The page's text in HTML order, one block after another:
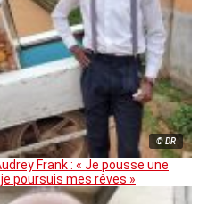
© DR
Frank : « Je pousse une
poursuis mes rêves »